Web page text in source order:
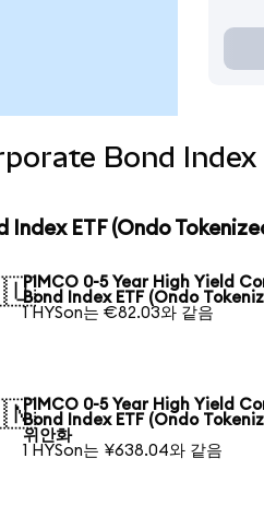
Bond Index
ETF (Ondo
PIMCO 0-5 Year High Yield
Bond Index ETF (Ondo
1 HYSon는 €82.03와 같음
PIMCO 0-5 Year High Yield
Bond Index ETF (Ondo
위안화
1 HYSon는 ¥638.04와 같음